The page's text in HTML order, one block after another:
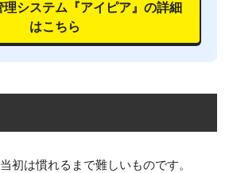
システム『アイピア』の詳細
はこちら
初は慣れるまで難しいものです。